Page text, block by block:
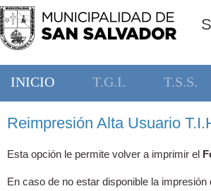
INICIO T.G.I. T.S.S.
Reimpresión Alta Usuario
Esta opción le permite volver a imprimir el
En caso de no estar disponible la